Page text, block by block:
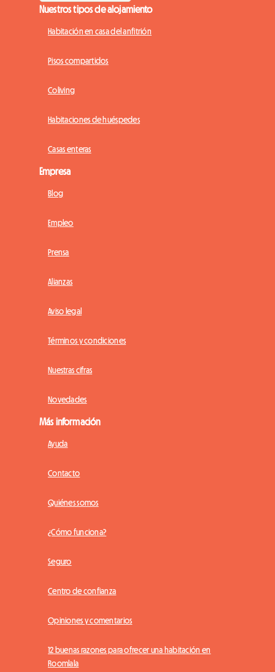
Nuestros tipos de alojamiento
Habitación en casa del anfitrión
Pisos compartidos
Coliving
Habitaciones de huéspedes
Casas enteras
Empresa
Blog
Empleo
Prensa
Alianzas
Aviso legal
Términos y condiciones
Nuestras cifras
Novedades
Más información
Ayuda
Contacto
Quiénes somos
¿Cómo funciona?
Seguro
Centro de confianza
Opiniones y comentarios
12 buenas razones para ofrecer una habitación en
Roomlala